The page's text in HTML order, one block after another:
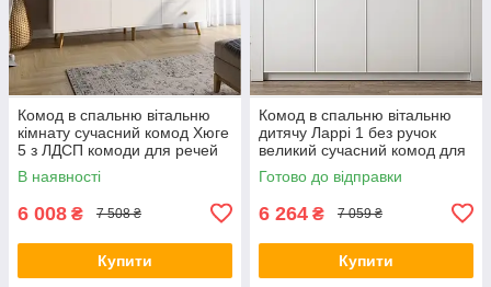
Комод в спальню вітальню
кімнату сучасний комод Хюге
5 з ЛДСП комоди для речей
білизни одягу
1584х392х770мм
В наявності
6 008 ₴ 7 508 ₴
Купити
Комод в спальню вітальню
дитячу Ларрі 1 без ручок
великий сучасний комод для
речей білизни та одягу меблі
для спальні
Готово до відправки
6 264 ₴ 7 059 ₴
Купити